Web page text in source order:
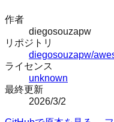
作者
diegosouzapw
リポジトリ
diegosouzapw/
ライセンス
unknown
最終更新
2026/3/2